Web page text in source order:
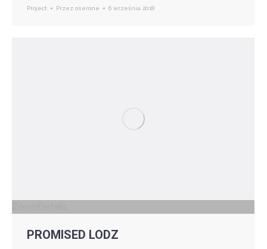
Project Przez oserone 6 września 2018
PROMISED LODZ